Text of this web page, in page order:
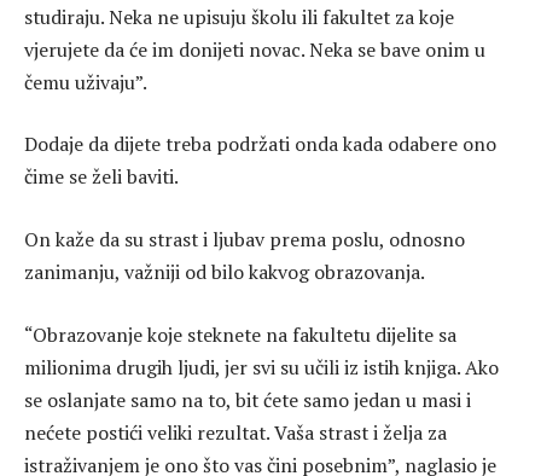
studiraju. Neka ne upisuju školu ili fakultet za koje
vjerujete da će im donijeti novac. Neka se bave onim u
čemu uživaju”.
Dodaje da dijete treba podržati onda kada odabere ono
čime se želi baviti.
On kaže da su strast i ljubav prema poslu, odnosno
zanimanju, važniji od bilo kakvog obrazovanja.
“Obrazovanje koje steknete na fakultetu dijelite sa
milionima drugih ljudi, jer svi su učili iz istih knjiga. Ako
se oslanjate samo na to, bit ćete samo jedan u masi i
nećete postići veliki rezultat. Vaša strast i želja za
istraživanjem je ono što vas čini posebnim”, naglasio je